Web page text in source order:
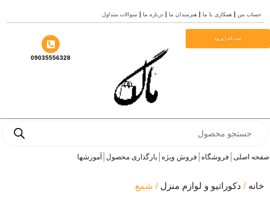
حساب من همکاری با ما هنرمندان ما درباره ما سوالات متداول
ثبت نام | ورود
09035556328
اصلی فروشگاه فروش ویژه بارگذاری محصول آموزشها
/دکوراتیو و لوازم منزل / شمع